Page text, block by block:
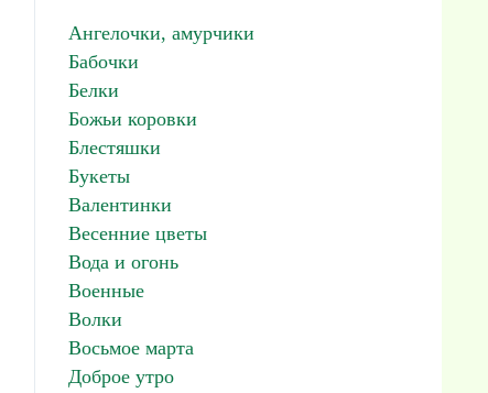
Ангелочки, амурчики
Бабочки
Белки
Божьи коровки
Блестяшки
Букеты
Валентинки
Весенние цветы
Вода и огонь
Военные
Волки
Восьмое марта
Доброе утро